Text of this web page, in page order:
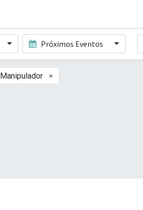
Próximos Eventos
Manipulador ×